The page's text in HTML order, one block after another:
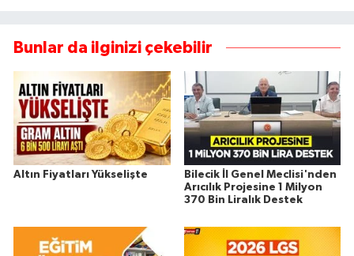
Bunlar da ilginizi çekebilir
Altın Fiyatları Yükselişte
Bilecik İl Genel Meclisi'nden
Arıcılık Projesine 1 Milyon
370 Bin Liralık Destek